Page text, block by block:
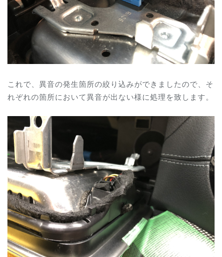
これで、異音の発生箇所の絞り込みができましたので、そ
れぞれの箇所において異音が出ない様に処理を致します。